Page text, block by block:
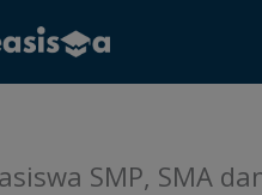
SMP, SMA